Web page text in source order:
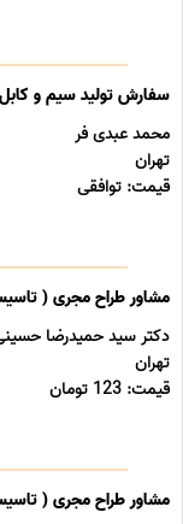
سفارش تولید سیم و
محمد عبدی فر
تهران
قیمت: توافقی
مشاور طراح مجری (
دکتر سید حمیدرضا
تهران
قیمت: 123 تومان
مشاور طراح مجری (